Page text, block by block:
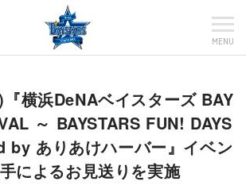
MENU
横浜DeNAベイスターズ BAY
～ BAYSTARS FUN! DAYS
by ありあけハーバー』イベン
によるお見送りを実施